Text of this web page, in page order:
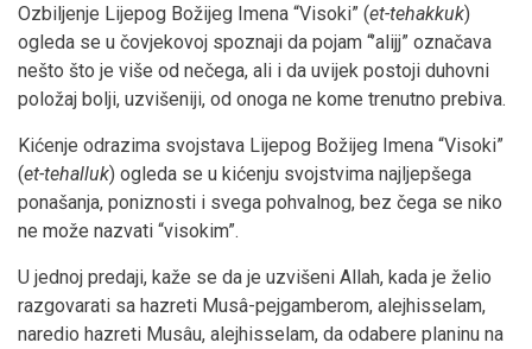
Ozbiljenje Lijepog Božijeg Imena “Visoki” (et-tehakkuk)
ogleda se u čovjekovoj spoznaji da pojam “’alijj” označava
nešto što je više od nečega, ali i da uvijek postoji duhovni
položaj bolji, uzvišeniji, od onoga ne kome trenutno prebiva.
Kićenje odrazima svojstava Lijepog Božijeg Imena “Visoki”
(et-tehalluk) ogleda se u kićenju svojstvima najljepšega
ponašanja, poniznosti i svega pohvalnog, bez čega se niko
ne može nazvati “visokim”.
U jednoj predaji, kaže se da je uzvišeni Allah, kada je želio
razgovarati sa hazreti Musâ-pejgamberom, alejhisselam,
naredio hazreti Musâu, alejhisselam, da odabere planinu na